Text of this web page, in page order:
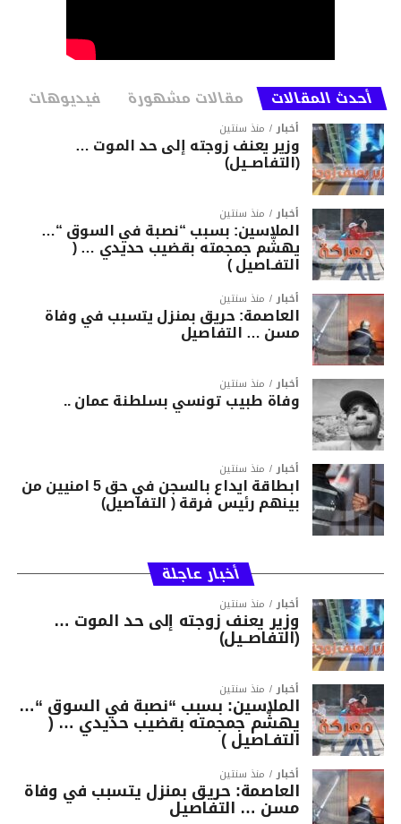
أحدث المقالات مقالات مشهورة فيديوهات
أخبار منذ سنتين
وزير يعنف زوجته إلى حد الموت …
(التفاصــيل)
أخبار منذ سنتين
الملاسين: بسبب “نصبة في السوق “…
يهشّم جمجمته بقضيب حديدي … (
التفـاصيل )
أخبار منذ سنتين
العاصمة: حريق بمنزل يتسبب في وفاة
مسن … التفاصيل
أخبار منذ سنتين
وفاة طبيب تونسي بسلطنة عمان ..
أخبار منذ سنتين
ابطاقة ايداع بالسجن في حق 5 امنيين من
بينهم رئيس فرقة ( التفاصيل)
أخبار عاجلة
أخبار منذ سنتين
وزير يعنف زوجته إلى حد الموت …
(التفاصــيل)
أخبار منذ سنتين
الملاسين: بسبب “نصبة في السوق “…
يهشّم جمجمته بقضيب حديدي … (
التفـاصيل )
أخبار منذ سنتين
العاصمة: حريق بمنزل يتسبب في وفاة
مسن … التفاصيل